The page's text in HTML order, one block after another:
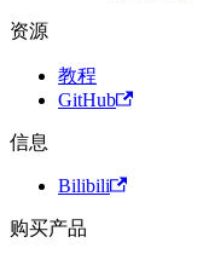
资源
教程
GitHub
信息
Bilibili
购买产品